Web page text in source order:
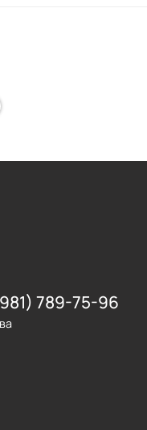
789-75-96